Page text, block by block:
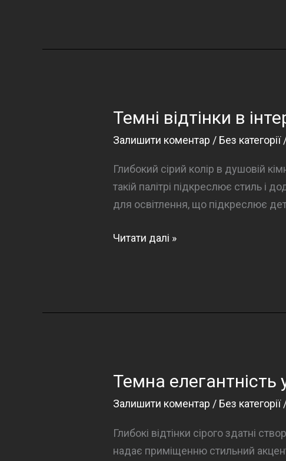
Темні відтінки в
Залишити коментар / Без категорії
Глибокий сірий колір в душовій
такій палітрі підкреслює стиль і
для освітлення, що підкреслює
Темні
Читати далі »
Темна елегантність
Залишити коментар / Без категорії
Глибокі відтінки сірого здатні
надає приміщенню стильний